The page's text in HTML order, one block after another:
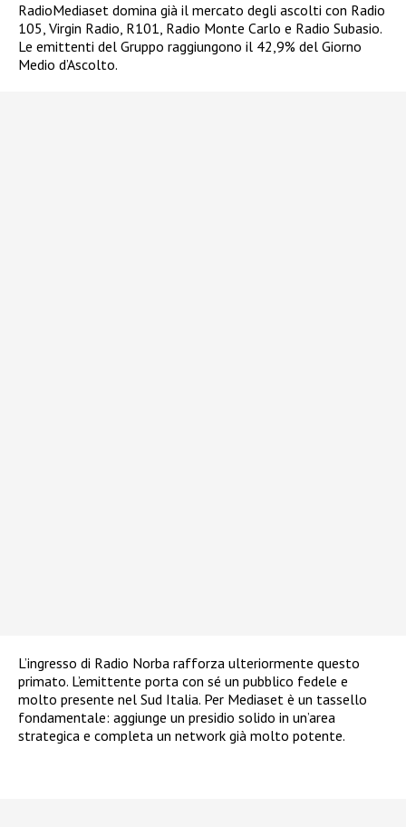
RadioMediaset domina già il mercato degli ascolti con Radio
105, Virgin Radio, R101, Radio Monte Carlo e Radio Subasio.
Le emittenti del Gruppo raggiungono il 42,9% del Giorno
Medio d’Ascolto.
L’ingresso di Radio Norba rafforza ulteriormente questo
primato. L’emittente porta con sé un pubblico fedele e
molto presente nel Sud Italia. Per Mediaset è un tassello
fondamentale: aggiunge un presidio solido in un’area
strategica e completa un network già molto potente.